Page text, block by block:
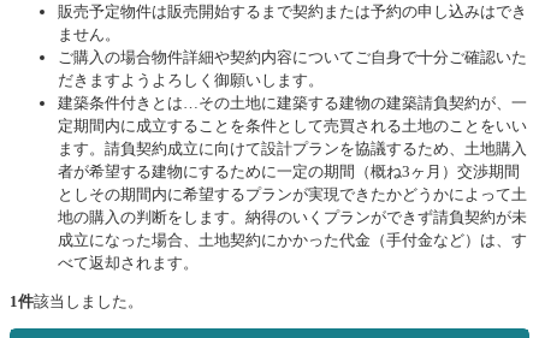
販売予定物件は販売開始するまで契約または予約の申し込みはでき
ません。
ご購入の場合物件詳細や契約内容についてご自身で十分ご確認いた
だきますようよろしく御願いします。
建築条件付きとは…その土地に建築する建物の建築請負契約が、一
定期間内に成立することを条件として売買される土地のことをいい
ます。請負契約成立に向けて設計プランを協議するため、土地購入
者が希望する建物にするために一定の期間（概ね3ヶ月）交渉期間
としその期間内に希望するプランが実現できたかどうかによって土
地の購入の判断をします。納得のいくプランができず請負契約が未
成立になった場合、土地契約にかかった代金（手付金など）は、す
べて返却されます。
1件該当しました。